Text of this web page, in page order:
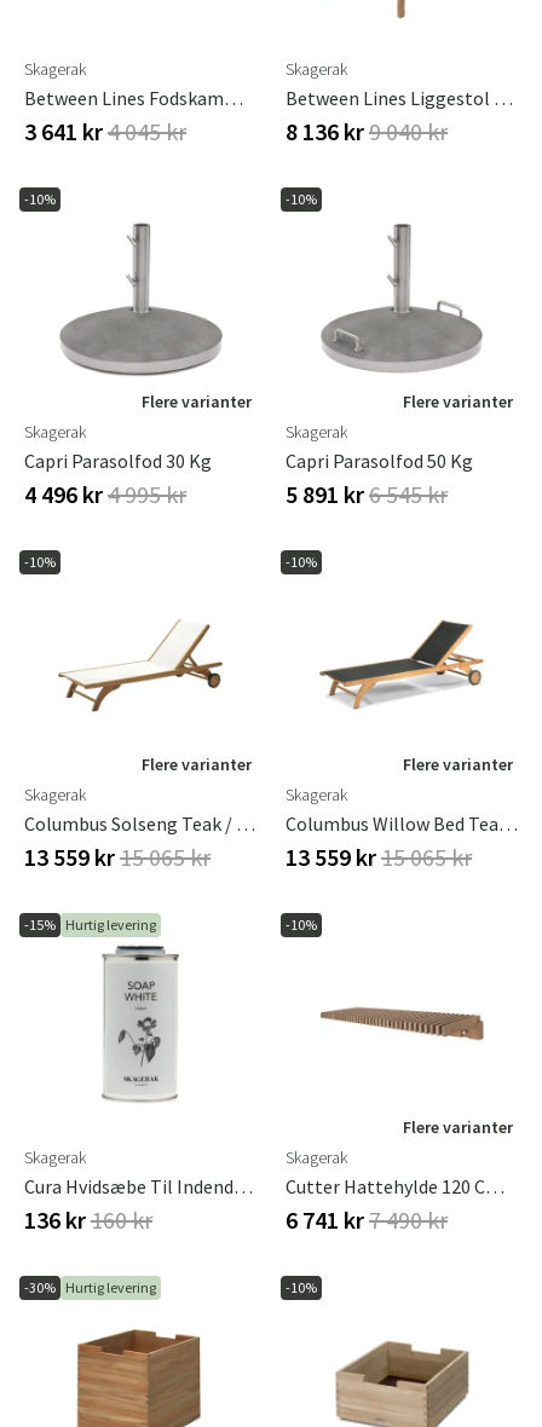
Skagerak
Between Lines Fodskammel Teak
3 641 kr4 045 kr
Skagerak
Between Lines Liggestol Teak
8 136 kr9 040 kr
-10%
Flere varianter
Skagerak
Capri Parasolfod 30 Kg
4 496 kr4 995 kr
-10%
Flere varianter
Skagerak
Capri Parasolfod 50 Kg
5 891 kr6 545 kr
-10%
Flere varianter
Skagerak
Columbus Solseng Teak / Hvid
13 559 kr15 065 kr
-10%
Flere varianter
Skagerak
Columbus Willow Bed Teak / Sort
13 559 kr15 065 kr
-15% Hurtig levering
Skagerak
Cura Hvidsæbe Til Indendørs Brug
136 kr160 kr
-10%
Flere varianter
Skagerak
Cutter Hattehylde 120 Cm Teak
6 741 kr7 490 kr
-30% Hurtig levering -10%